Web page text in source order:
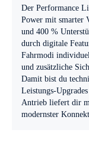
Der Performance
Power mit smarter
und 400 %
durch digitale
Fahrmodi
und zusätzliche
Damit bist du
Leistungs-
Antrieb liefert dir
modernster